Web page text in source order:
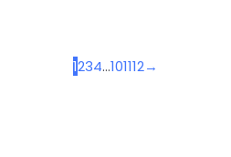
1234…101112→